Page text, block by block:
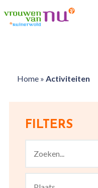
Home» Activiteiten
FILTERS